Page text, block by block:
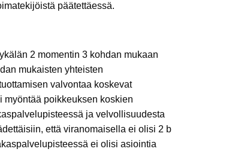
päätettäessä.
2 momentin 3 kohdan mukaan
mukaisten yhteisten
valvontaa koskevat
myöntää poikkeuksen koskien
ja velvollisuudesta
että viranomaisella ei olisi 2 b
ei olisi asiointia